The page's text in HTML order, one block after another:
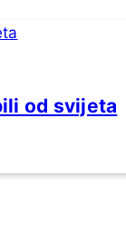
od svijeta